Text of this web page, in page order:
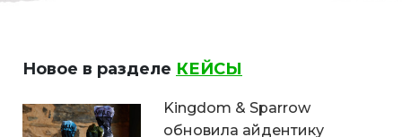
Новое в разделе КЕЙСЫ
Kingdom & Sparrow
обновила айдентику